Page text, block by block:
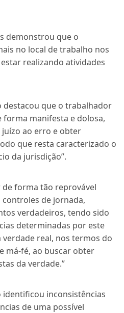
demonstrou que o
no local de trabalho nos
realizando atividades
destacou que o trabalhador
forma manifesta e dolosa,
ao erro e obter
que resta caracterizado o
da jurisdição”.
forma tão reprovável
de jornada,
verdadeiros, tendo sido
determinadas por este
verdade real, nos termos do
má-fé, ao buscar obter
da verdade.”
inconsistências
de uma possível